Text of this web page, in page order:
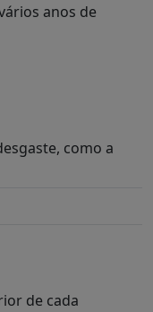
anos de
como a
de cada